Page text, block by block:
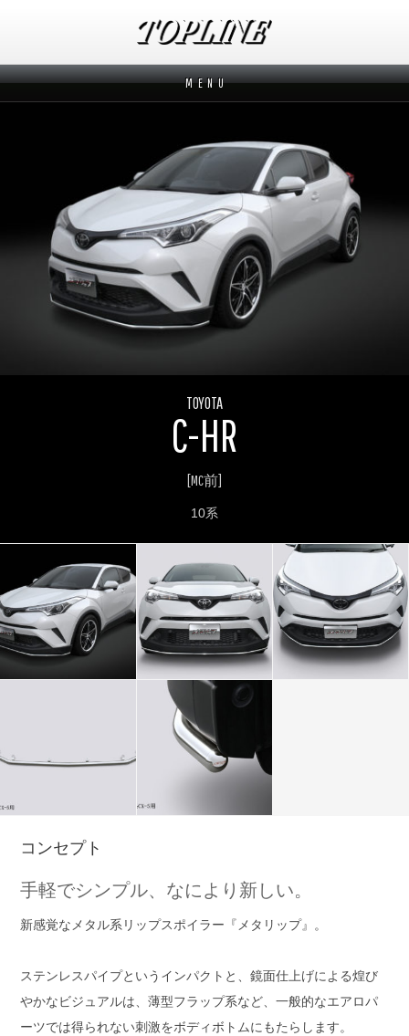
M E N U
ブランドから探す
オーダー方法
TOYOTA
C-HR
[MC前]
10系
コンセプト
手軽でシンプル、なにより新しい。
新感覚なメタル系リップスポイラー『メタリップ』。
ステンレスパイプというインパクトと、鏡面仕上げによる煌び
やかなビジュアルは、薄型フラップ系など、一般的なエアロパ
ーツでは得られない刺激をボディボトムにもたらします。